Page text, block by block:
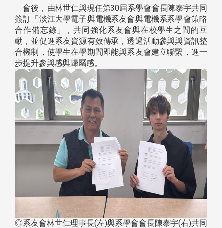
會後，由林世仁與現任第30屆系學會會長陳泰宇共同
簽訂「淡江大學電子與電機系友會與電機系系學會策略
合作備忘錄」，共同強化系友會與在校學生之間的互
動，並促進系友資源有效傳承，透過活動參與與資訊整
合機制，使學生在學期間即能與系友會建立聯繫，進一
步提升參與感與歸屬感。
◎系友會林世仁理事長(左)與系學會會長陳泰宇(右)共同